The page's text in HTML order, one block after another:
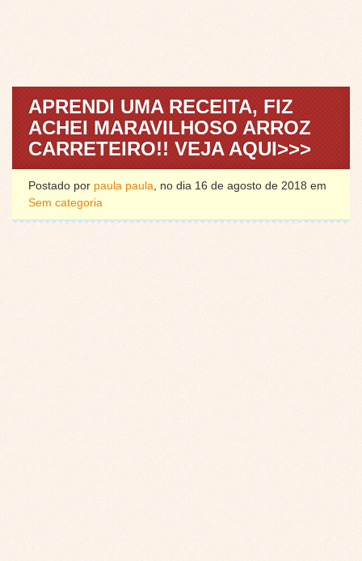
APRENDI UMA RECEITA, FIZ
ACHEI MARAVILHOSO ARROZ
CARRETEIRO!! VEJA AQUI>>>
Postado por paula paula, no dia 16 de agosto de 2018 em
Sem categoria